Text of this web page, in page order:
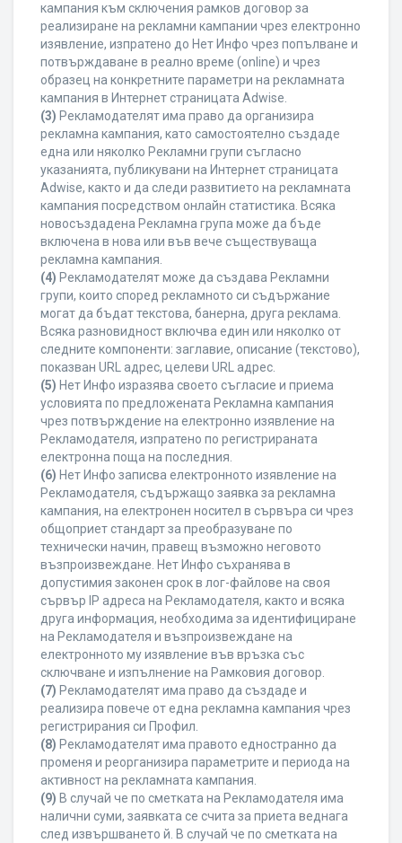
кампания към сключения рамков договор за
реализиране на рекламни кампании чрез електронно
изявление, изпратено до Нет Инфо чрез попълване и
потвърждаване в реално време (online) и чрез
образец на конкретните параметри на рекламната
кампания в Интернет страницата Adwise.
(3) Рекламодателят има право да организира
рекламна кампания, като самостоятелно създаде
една или няколко Рекламни групи съгласно
указанията, публикувани на Интернет страницата
Adwise, както и да следи развитието на рекламната
кампания посредством онлайн статистика. Всяка
новосъздадена Рекламна група може да бъде
включена в нова или във вече съществуваща
рекламна кампания.
(4) Рекламодателят може да създава Рекламни
групи, които според рекламното си съдържание
могат да бъдат текстова, банерна, друга реклама.
Всяка разновидност включва един или няколко от
следните компоненти: заглавие, описание (текстово),
показван URL адрес, целеви URL адрес.
(5) Нет Инфо изразява своето съгласие и приема
условията по предложената Рекламна кампания
чрез потвърждение на електронно изявление на
Рекламодателя, изпратено по регистрираната
електронна поща на последния.
(6) Нет Инфо записва електронното изявление на
Рекламодателя, съдържащо заявка за рекламна
кампания, на електронен носител в сървъра си чрез
общоприет стандарт за преобразуване по
технически начин, правещ възможно неговото
възпроизвеждане. Нет Инфо съхранява в
допустимия законен срок в лог-файлове на своя
сървър IP адреса на Рекламодателя, както и всяка
друга информация, необходима за идентифициране
на Рекламодателя и възпроизвеждане на
електронното му изявление във връзка със
сключване и изпълнение на Рамковия договор.
(7) Рекламодателят има право да създаде и
реализира повече от една рекламна кампания чрез
регистрирания си Профил.
(8) Рекламодателят има правото едностранно да
променя и реорганизира параметрите и периода на
активност на рекламната кампания.
(9) В случай че по сметката на Рекламодателя има
налични суми, заявката се счита за приета веднага
след извършването й. В случай че по сметката на